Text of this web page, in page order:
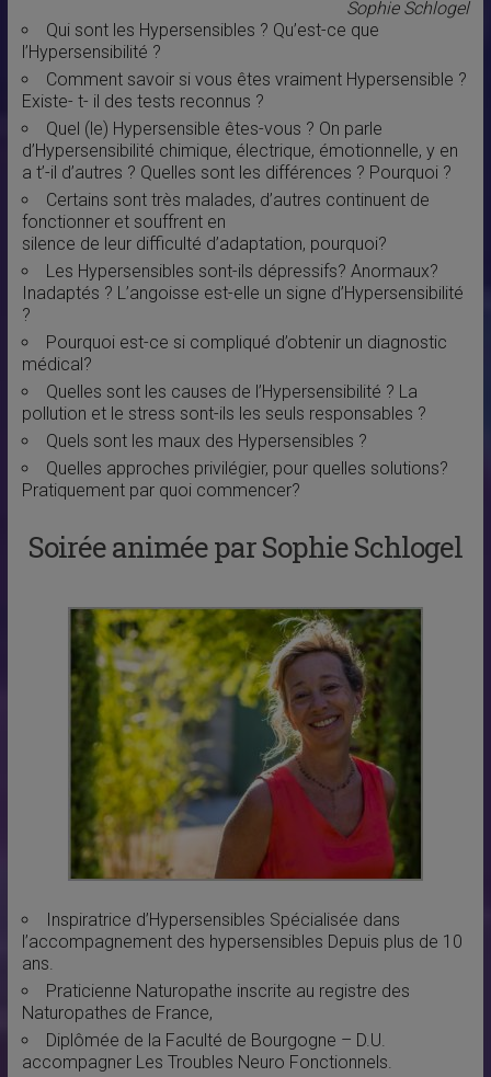
Sophie Schlogel
Qui sont les Hypersensibles ? Qu’est-ce que
l’Hypersensibilité ?
Comment savoir si vous êtes vraiment Hypersensible ?
Existe- t- il des tests reconnus ?
Quel (le) Hypersensible êtes-vous ? On parle
d’Hypersensibilité chimique, électrique, émotionnelle, y en
a t’-il d’autres ? Quelles sont les différences ? Pourquoi ?
Certains sont très malades, d’autres continuent de
fonctionner et souffrent en
silence de leur difficulté d’adaptation, pourquoi?
Les Hypersensibles sont-ils dépressifs? Anormaux?
Inadaptés ? L’angoisse est-elle un signe d’Hypersensibilité
?
Pourquoi est-ce si compliqué d’obtenir un diagnostic
médical?
Quelles sont les causes de l’Hypersensibilité ? La
pollution et le stress sont-ils les seuls responsables ?
Quels sont les maux des Hypersensibles ?
Quelles approches privilégier, pour quelles solutions?
Pratiquement par quoi commencer?
Soirée animée par Sophie Schlogel
Inspiratrice d’Hypersensibles Spécialisée dans
l’accompagnement des hypersensibles Depuis plus de 10
ans.
Praticienne Naturopathe inscrite au registre des
Naturopathes de France,
Diplômée de la Faculté de Bourgogne – D.U.
accompagner Les Troubles Neuro Fonctionnels.